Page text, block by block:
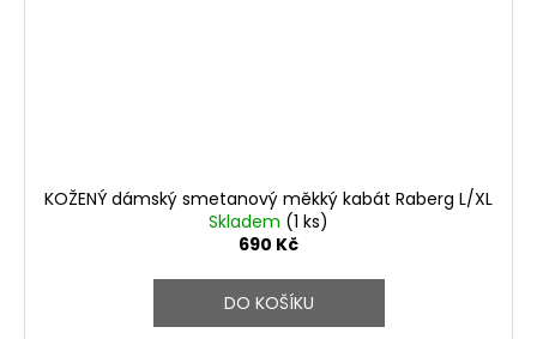
KOŽENÝ dámský smetanový měkký kabát Raberg L/XL
Skladem (1 ks)
690 Kč
DO KOŠÍKU